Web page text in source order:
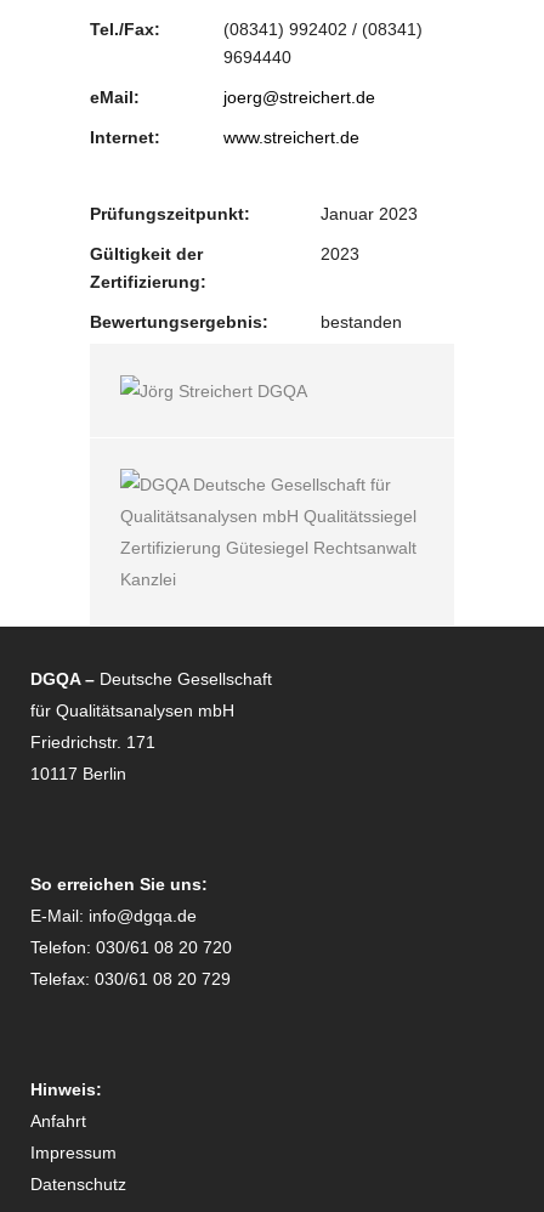
Tel./Fax:
(08341) 992402 / (08341)
9694440
eMail: joerg@streichert.de
Internet: www.streichert.de
Prüfungszeitpunkt: Januar 2023
Gültigkeit der
Zertifizierung:
2023
Bewertungsergebnis: bestanden
DGQA – Deutsche Gesellschaft
für Qualitätsanalysen mbH
Friedrichstr. 171
10117 Berlin
So erreichen Sie uns:
E-Mail: info@dgqa.de
Telefon: 030/61 08 20 720
Telefax: 030/61 08 20 729
Hinweis:
Anfahrt
Impressum
Datenschutz